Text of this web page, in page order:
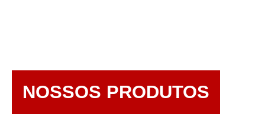
NOSSOS PRODUTOS